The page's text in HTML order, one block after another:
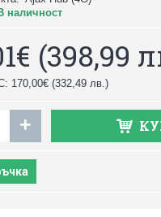
наличност
(398,99
170,00€ (332,49 лв.)
+